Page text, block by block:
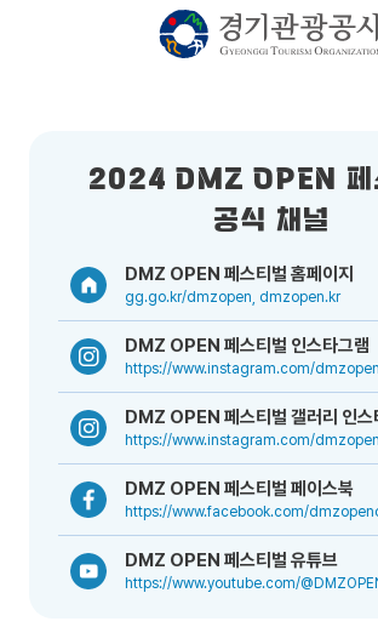
2024 DMZ OPEN 페
공식 채널
DMZ OPEN 페스티벌 홈페이지
gg.go.kr/dmzopen, dmzopen.kr
DMZ OPEN 페스티벌 인스타그램
https://www.instagram.com/
DMZ OPEN 페스티벌 갤러리 인스
https://www.instagram.com/
DMZ OPEN 페스티벌 페이스북
https://www.facebook.com/
DMZ OPEN 페스티벌 유튜브
https://www.youtube.com/